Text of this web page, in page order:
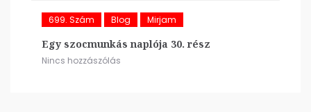
699. Szám Blog Mirjam
Egy szocmunkás naplója 30. rész
Nincs hozzászólás